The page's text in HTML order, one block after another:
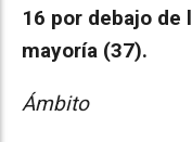
16 por debajo de
mayoría (37).
Ámbito